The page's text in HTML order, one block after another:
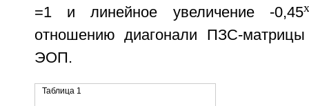
=1 и линейное увеличение -0,45х
отношению диагонали ПЗС-
ЭОП.
Таблица 1